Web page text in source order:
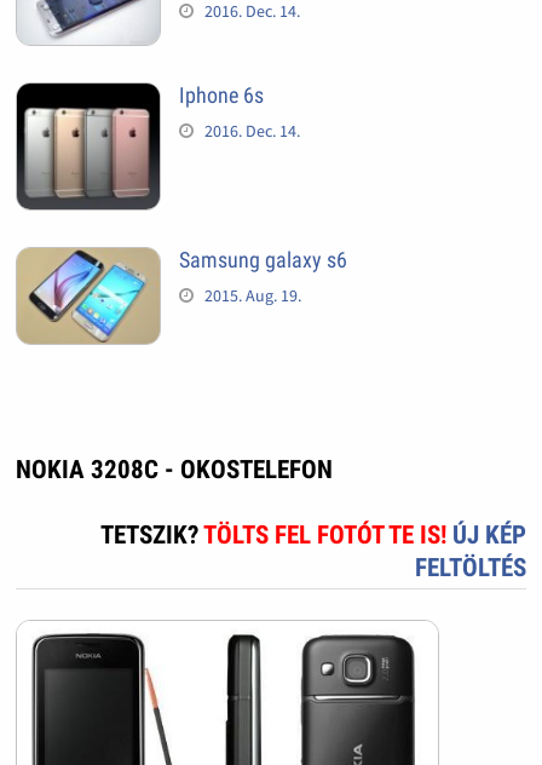
2016. Dec. 14.
Iphone 6s
2016. Dec. 14.
Samsung galaxy s6
2015. Aug. 19.
NOKIA 3208C - OKOSTELEFON
TETSZIK?TÖLTS FEL FOTÓT TE IS! ÚJ KÉP
FELTÖLTÉS